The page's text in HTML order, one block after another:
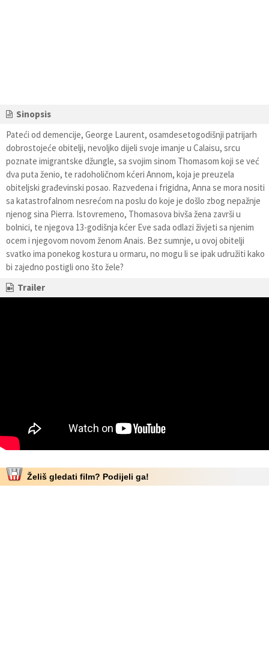
Sinopsis
Pateći od demencije, George Laurent, osamdesetogodišnji patrijarh
dobrostojeće obitelji, nevoljko dijeli svoje imanje u Calaisu, srcu
poznate imigrantske džungle, sa svojim sinom Thomasom koji se već
dva puta ženio, te radoholičnom kćeri Annom, koja je preuzela
obiteljski građevinski posao. Razvedena i frigidna, Anna se mora nositi
sa katastrofalnom nesrećom na poslu do koje je došlo zbog nepažnje
njenog sina Pierra. Istovremeno, Thomasova bivša žena završi u
bolnici, te njegova 13-godišnja kćer Eve sada odlazi živjeti sa njenim
ocem i njegovom novom ženom Anais. Bez sumnje, u ovoj obitelji
svatko ima ponekog kostura u ormaru, no mogu li se ipak udružiti kako
bi zajedno postigli ono što žele?
Trailer
Želiš gledati film? Podijeli ga!